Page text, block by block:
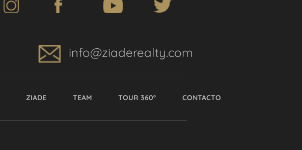
info@ziaderealty.com
ZIADE TEAM TOUR 360º CONTACTO